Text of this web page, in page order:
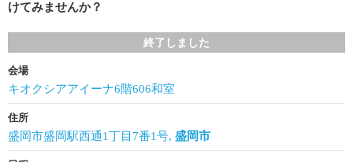
けてみませんか？
終了しました
会場
キオクシアアイーナ6階606和室
住所
盛岡市盛岡駅西通1丁目7番1号, 盛岡市